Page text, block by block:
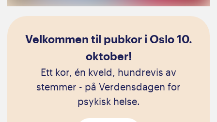
Velkommen til pubkor i Oslo 10.
oktober!
Ett kor, én kveld, hundrevis av
stemmer - på Verdensdagen for
psykisk helse.